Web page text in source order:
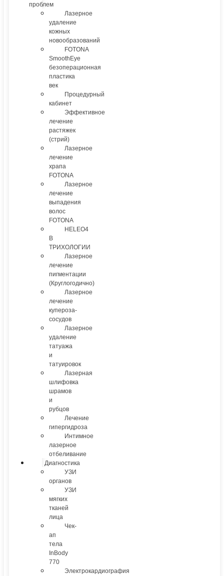
проблем
Лазерное
удаление
кожных
новообразований
FOTONA
SmoothEye
безоперационная
пластика
век
Процедурный
кабинет
Эффективное
лечение
растяжек
(стрий)
Лазерное
лечение
храпа
FOTONA
Лазерное
лечение
выпадения
волос
FOTONA
HELEO4
В
ТРИХОЛОГИИ
Лазерное
лечение
пигментации
(Круглогодично)
Лазерное
лечение
купероза-
сосудов
Лазерное
удаление
татуажа
и
татуировок
Лазерная
шлифовка
шрамов
и
рубцов
Лечение
гипергидроза
Интимное
лазерное
отбеливание
Диагностика
УЗИ
органов
УЗИ
мягких
тканей
лица
Чек-
ап
тела
InBody
770
Электрокардиография